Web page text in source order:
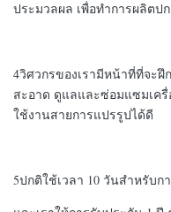
ประมวลผล เพื่อทําการผลิตป
4วิศวกรของเรามีหน้าที่ที่จะ
สะอาด ดูแลและซ่อมแซมเค
ใช้งานสายการแปรรูปได้ดี
5ปกติใช้เวลา 10 วันสําหรับก